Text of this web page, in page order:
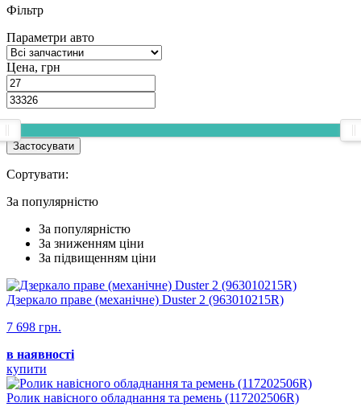
Фільтр
Параметри авто
Цена, грн
Застосувати
Сортувати:
За популярнiстю
За популярнiстю
За зниженням ціни
За підвищенням ціни
Дзеркало праве (механічне) Duster 2 (963010215R)
7 698 грн.
в наявності
купити
Ролик навісного обладнання та ремень (117202506R)